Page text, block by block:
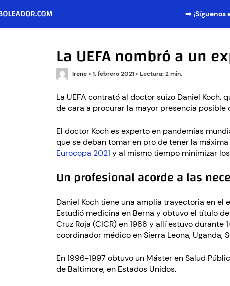
➡️ ¡Síguenos
La UEFA nombró a un
Irene • 1. febrero 2021• Lectura: 2 min.
La UEFA contrató al doctor suizo Daniel
de cara a procurar la mayor presencia posible
El doctor Koch es experto en pandemias
que se deban tomar en pro de tener la
Eurocopa 2021 y al mismo tiempo minimizar
Un profesional acorde a las
Daniel Koch tiene una amplia trayectoria en
Estudió medicina en Berna y obtuvo el título
Cruz Roja (CICR) en 1988 y allí estuvo durante
coordinador médico en Sierra Leona, Uganda,
En 1996-1997 obtuvo un Máster en Salud
de Baltimore, en Estados Unidos.